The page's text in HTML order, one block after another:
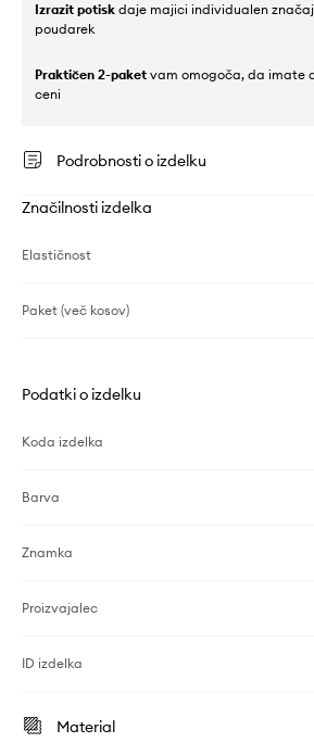
Izrazit potisk daje majici individualen
poudarek
Praktičen 2-paket vam omogoča, da imate
ceni
Podrobnosti o izdelku
Značilnosti izdelka
Elastičnost
Paket (več kosov)
Podatki o izdelku
Koda izdelka
Barva
Znamka
Proizvajalec
ID izdelka
Material